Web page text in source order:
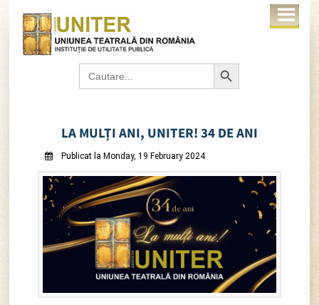
Search
for:
Search Button
LA MULȚI ANI, UNITER! 34 DE ANI
Publicat la Monday, 19 February 2024